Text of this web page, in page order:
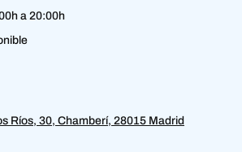
a 20:00h
Ríos, 30, Chamberí, 28015 Madrid